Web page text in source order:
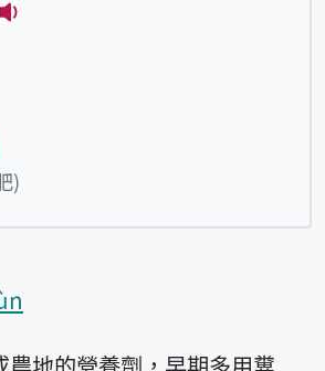
放例句ak-puî
)
農地的營養劑，早期多用糞